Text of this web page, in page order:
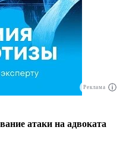
Реклама
атаки на адвоката